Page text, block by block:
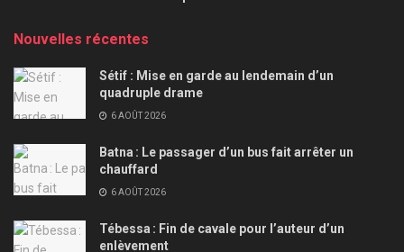
Nouvelles récentes
Sétif : Mise en garde au lendemain d’un
quadruple drame
6 AOÛT 2026
Batna : Le passager d’un bus fait arrêter un
chauffard
6 AOÛT 2026
Tébessa : Fin de cavale pour l’auteur d’un
enlèvement